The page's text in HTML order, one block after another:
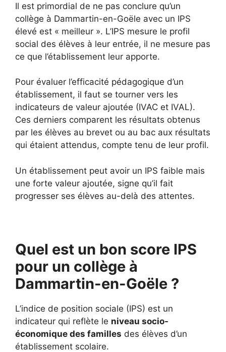
Il est primordial de ne pas conclure qu’un
collège à Dammartin-en-Goële avec un IPS
élevé est « meilleur ». L’IPS mesure le profil
social des élèves à leur entrée, il ne mesure pas
ce que l’établissement leur apporte.
Pour évaluer l’efficacité pédagogique d’un
établissement, il faut se tourner vers les
indicateurs de valeur ajoutée (IVAC et IVAL).
Ces derniers comparent les résultats obtenus
par les élèves au brevet ou au bac aux résultats
qui étaient attendus, compte tenu de leur profil.
Un établissement peut avoir un IPS faible mais
une forte valeur ajoutée, signe qu’il fait
progresser ses élèves au-delà des attentes.
Quel est un bon score IPS
pour un collège à
Dammartin-en-Goële ?
L’indice de position sociale (IPS) est un
indicateur qui reflète le niveau socio-
économique des familles des élèves d’un
établissement scolaire.